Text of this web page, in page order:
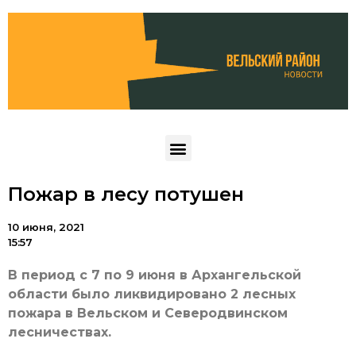
Пожар в лесу потушен
10 июня, 2021
15:57
В период с 7 по 9 июня в Архангельской
области было ликвидировано 2 лесных
пожара в Вельском и Северодвинском
лесничествах.